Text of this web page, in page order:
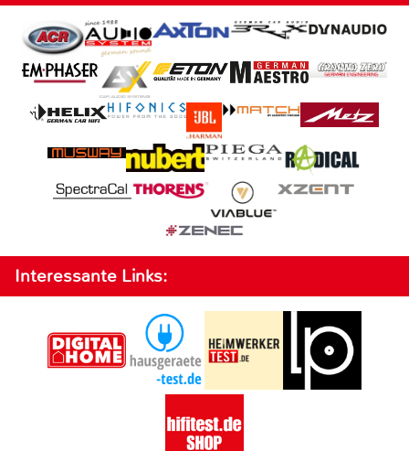
Interessante Links: